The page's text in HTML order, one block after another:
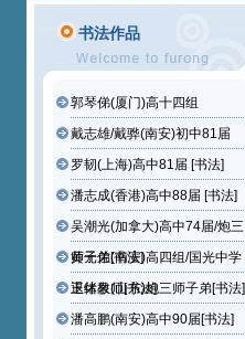
书法作品
郭琴俤(厦门)高十四组
戴志雄/戴骅(南安)初中81届
罗韧(上海)高中81届 [书法]
潘志成(香港)高中88届 [书法]
吴潮光(加拿大)高中74届/炮三
师子弟[书法]
黄元佐(南安)高四组/国光中学
退休教师[书法]
王绪泉(山东)炮三师子弟[书法]
潘高鹏(南安)高中90届[书法]